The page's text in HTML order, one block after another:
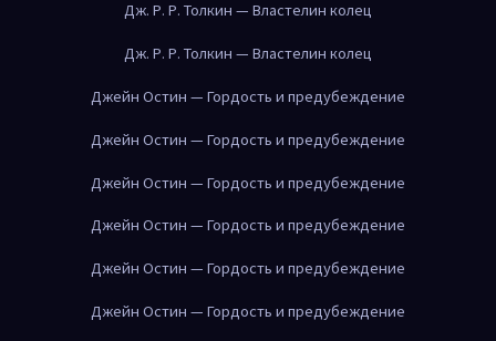
Дж. Р. Р. Толкин — Властелин колец
Дж. Р. Р. Толкин — Властелин колец
Джейн Остин — Гордость и предубеждение
Джейн Остин — Гордость и предубеждение
Джейн Остин — Гордость и предубеждение
Джейн Остин — Гордость и предубеждение
Джейн Остин — Гордость и предубеждение
Джейн Остин — Гордость и предубеждение